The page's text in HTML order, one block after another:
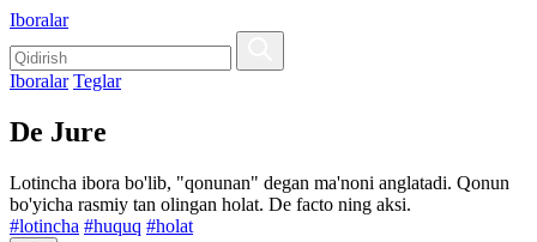
Iboralar
Iboralar Teglar
De Jure
Lotincha ibora bo'lib, "qonunan" degan ma'noni anglatadi. Qonun
bo'yicha rasmiy tan olingan holat. De facto ning aksi.
#lotincha #huquq #holat